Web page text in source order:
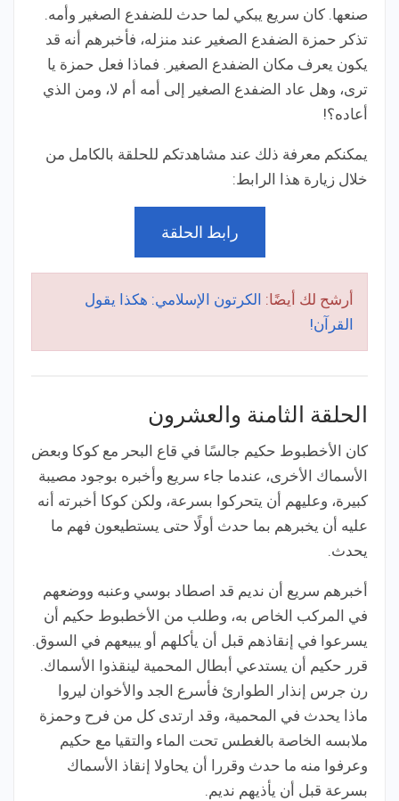
صنعها. كان سريع يبكي لما حدث للضفدع الصغير وأمه.
تذكر حمزة الضفدع الصغير عند منزله، فأخبرهم أنه قد
يكون يعرف مكان الضفدع الصغير. فماذا فعل حمزة يا
ترى، وهل عاد الضفدع الصغير إلى أمه أم لا، ومن الذي
أعاده؟!
يمكنكم معرفة ذلك عند مشاهدتكم للحلقة بالكامل من
خلال زيارة هذا الرابط:
رابط الحلقة
أرشح لك أيضًا: الكرتون الإسلامي: هكذا يقول
القرآن!
الحلقة الثامنة والعشرون
كان الأخطبوط حكيم جالسًا في قاع البحر مع كوكا وبعض
الأسماك الأخرى، عندما جاء سريع وأخبره بوجود مصيبة
كبيرة، وعليهم أن يتحركوا بسرعة، ولكن كوكا أخبرته أنه
عليه أن يخبرهم بما حدث أولًا حتى يستطيعون فهم ما
يحدث.
أخبرهم سريع أن نديم قد اصطاد بوسي وعنبه ووضعهم
في المركب الخاص به، وطلب من الأخطبوط حكيم أن
يسرعوا في إنقاذهم قبل أن يأكلهم أو يبيعهم في السوق.
قرر حكيم أن يستدعي أبطال المحمية لينقذوا الأسماك.
رن جرس إنذار الطوارئ فأسرع الجد والأخوان ليروا
ماذا يحدث في المحمية، وقد ارتدى كل من فرح وحمزة
ملابسه الخاصة بالغطس تحت الماء والتقيا مع حكيم
وعرفوا منه ما حدث وقررا أن يحاولا إنقاذ الأسماك
بسرعة قبل أن يأذيهم نديم.